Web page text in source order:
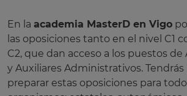
En la academia MasterD en Vigo
las oposiciones tanto en el nivel C1
C2, que dan acceso a los puestos
y Auxiliares Administrativos.
preparar estas oposiciones para